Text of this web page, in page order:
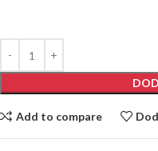
Add to compare